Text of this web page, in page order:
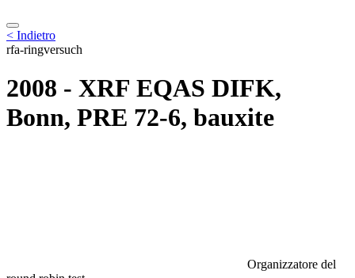
< Indietro
rfa-ringversuch
2008 - XRF EQAS DIFK,
Bonn, PRE 72-6, bauxite
Organizzatore del